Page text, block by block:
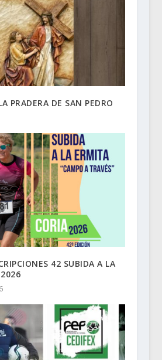
PRADERA DE SAN PEDRO
42 SUBIDA A LA